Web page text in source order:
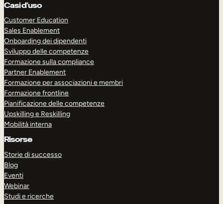
Casi d’uso
Customer Education
Sales Enablement
Onboarding dei dipendenti
Sviluppo delle competenze
Formazione sulla compliance
Partner Enablement
Formazione per associazioni e membri
Formazione frontline
Pianificazione delle competenze
Upskilling e Reskilling
Mobilità interna
Risorse
Storie di successo
Blog
Eventi
Webinar
Studi e ricerche